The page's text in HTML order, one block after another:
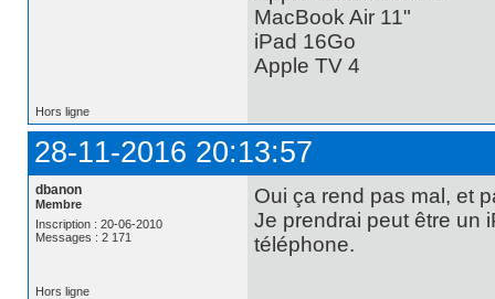
MacBook Air 11"
iPad 16Go
Apple TV 4
Hors ligne
28-11-2016 20:13:57
dbanon
Membre
Inscription : 20-06-2010
Messages : 2 171
Oui ça rend pas mal, et
Je prendrai peut être un
téléphone.
Hors ligne